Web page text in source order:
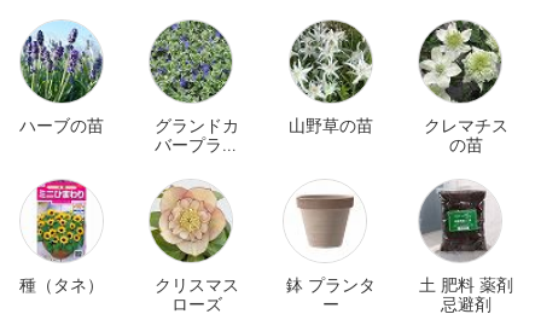
ハーブの苗
グランドカ
バープラン
山野草の苗
クレマチス
の苗
種（タネ）
クリスマス
ローズ
鉢 プランタ
ー
土 肥料 薬剤
忌避剤